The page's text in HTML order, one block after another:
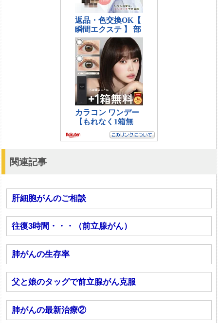
関連記事
肝細胞がんのご相談
往復3時間・・・（前立腺がん）
肺がんの生存率
父と娘のタッグで前立腺がん克服
肺がんの最新治療②